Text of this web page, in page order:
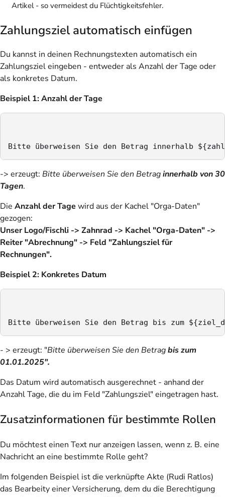
Artikel - so vermeidest du Flüchtigkeitsfehler.
Zahlungsziel automatisch einfügen
Du kannst in deinen Rechnungstexten automatisch ein
Zahlungsziel eingeben - entweder als Anzahl der Tage oder
als konkretes Datum.
Beispiel 1: Anzahl der Tage
Bitte überweisen Sie den Betrag innerhalb
-> erzeugt: Bitte überweisen Sie den Betraginnerhalb von 30
Tagen.
Die Anzahl der Tage wird aus der Kachel "Orga-Daten"
gezogen:
Unser Logo/Fischli -> Zahnrad -> Kachel "Orga-Daten" ->
Reiter "Abrechnung" -> Feld "Zahlungsziel für
Rechnungen".
Beispiel 2: Konkretes Datum
Bitte überweisen Sie den Betrag bis zum
- > erzeugt: "Bitte überweisen Sie den Betragbis zum
01.01.2025".
Das Datum wird automatisch ausgerechnet - anhand der
Anzahl Tage, die du im Feld "Zahlungsziel" eingetragen hast.
Zusatzinformationen für bestimmte Rollen
Du möchtest einen Text nur anzeigen lassen, wenn z. B. eine
Nachricht an eine bestimmte Rolle geht?
Im folgenden Beispiel ist die verknüpfte Akte (Rudi Ratlos)
das Bearbeity einer Versicherung, dem du die Berechtigung